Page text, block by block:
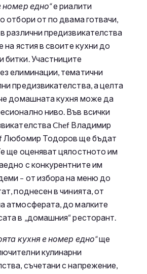
номер едно“е риалити
отбори от по двама готвачи,
различни предизвикателства
на ястия в своите кухни до
битки. Участниците
елиминации, тематични
предизвикателства, а целта
домашната кухня може да
ниво. Във всички
Chef Владимир
Любомир Тодоров ще бъдат
ще оценяват цялостното им
с конкурентните им
– от избора на меню до
поднесен в чинията, от
атмосферата, до малките
в „домашния“ ресторант.
кухня е номер едно“ще
кулинарни
съчетани с напрежение,